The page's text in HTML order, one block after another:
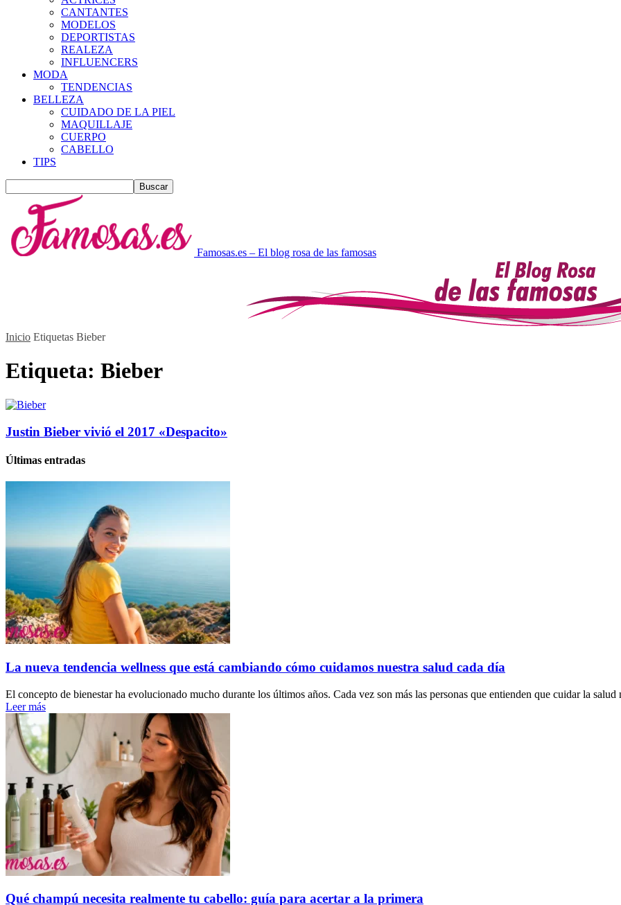
CANTANTES
MODELOS
DEPORTISTAS
REALEZA
INFLUENCERS
MODA
TENDENCIAS
BELLEZA
CUIDADO DE LA PIEL
MAQUILLAJE
CUERPO
CABELLO
TIPS
Famosas.es – El blog rosa de las famosas
Inicio Etiquetas Bieber
Etiqueta: Bieber
Justin Bieber vivió el 2017 «Despacito»
Últimas entradas
La nueva tendencia wellness que está cambiando cómo cuidamos nuestra salud cada día
El concepto de bienestar ha evolucionado mucho durante los últimos años. Cada vez son más las personas que entienden que cuidar la salud
Leer más
Qué champú necesita realmente tu cabello: guía para acertar a la primera